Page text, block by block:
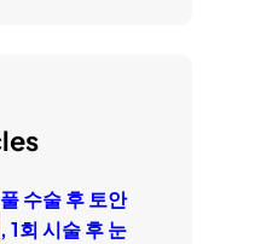
수술 후 토안
1회 시술 후 눈